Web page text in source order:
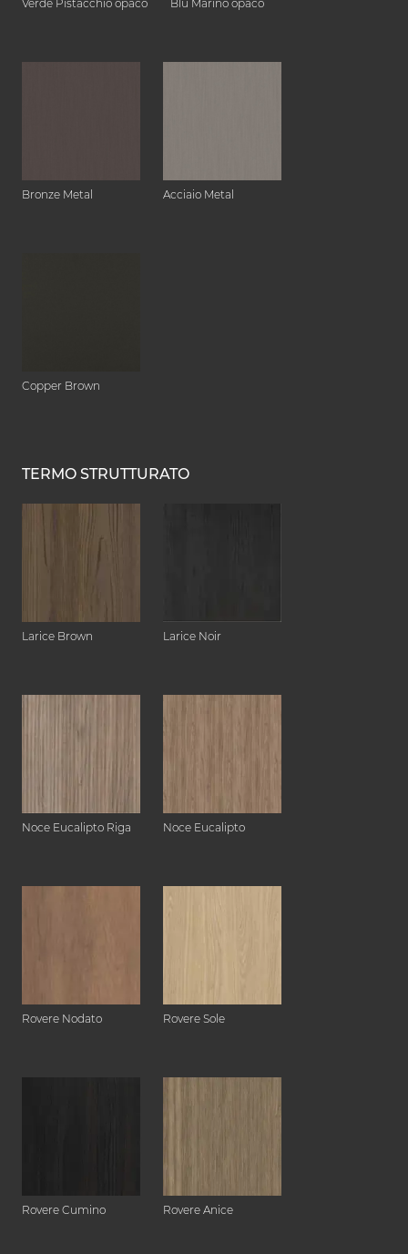
Verde Pistacchio opaco Blu Marino opaco
Bronze Metal Acciaio Metal
Copper Brown
TERMO STRUTTURATO
Larice Brown Larice Noir
Noce Eucalipto Riga Noce Eucalipto
Rovere Nodato Rovere Sole
Rovere Cumino Rovere Anice